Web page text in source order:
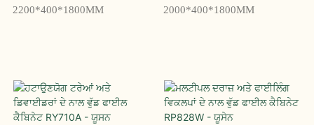
Yosen ਦੇ ਨਾਲ ਦਫਤਰ
2200*400*1800MM
ਕਈ ਦਰਾਜ਼ਾਂ ਦੇ ਨਾਲ - ਯੂਸਨ
2000*400*1800MM